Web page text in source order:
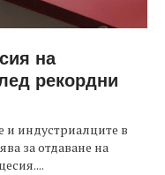
на
рекордни
и индустриалците в
за отдаване на